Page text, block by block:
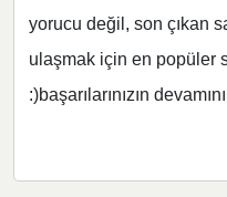
yorucu değil, son çıkan
ulaşmak için en popüler
:)başarılarınızın